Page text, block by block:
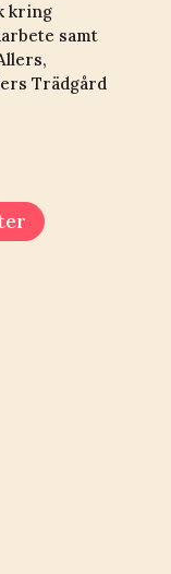
kring
samt
Trädgård